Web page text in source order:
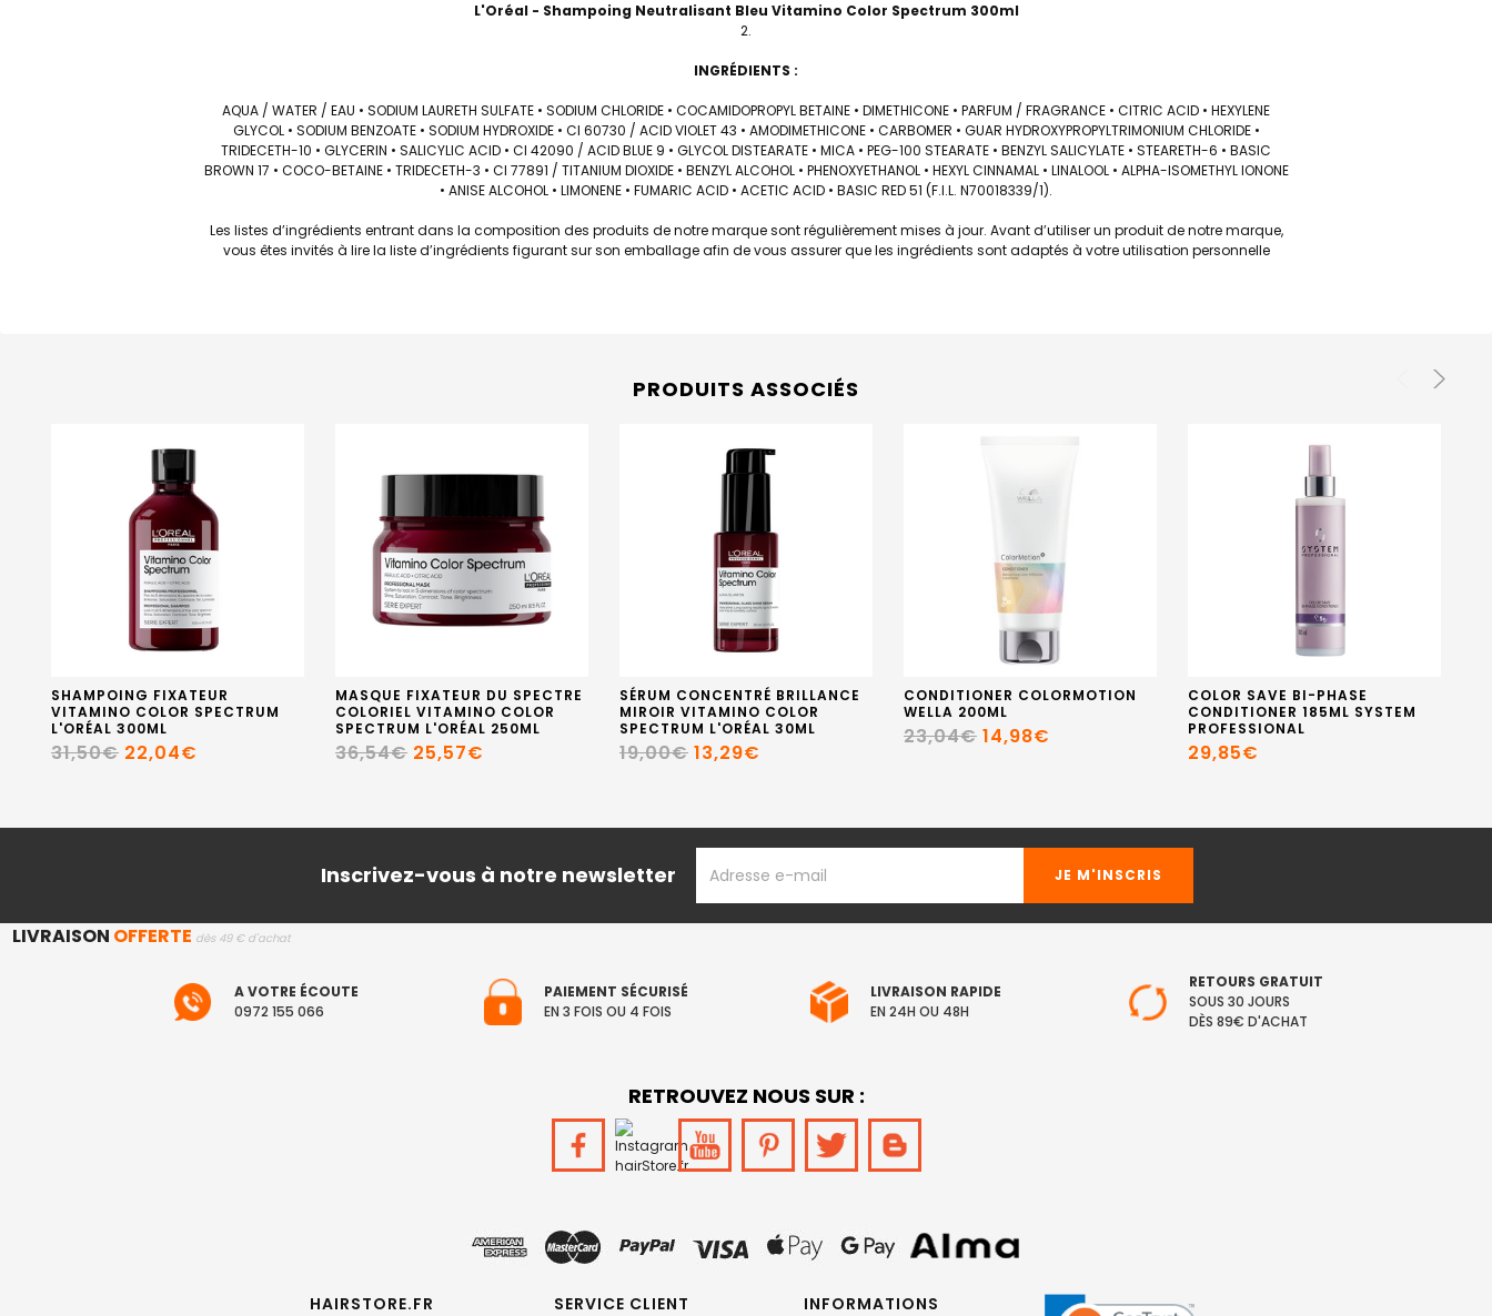
L'Oréal - Shampoing Neutralisant Bleu Vitamino Color Spectrum 300ml
INGRÉDIENTS :
AQUA / WATER / EAU • SODIUM LAURETH SULFATE • SODIUM CHLORIDE • COCAMIDOPROPYL BETAINE • DIMETHICONE • PARFUM / FRAGRANCE • CITRIC ACID • HEXYLENE
GLYCOL • SODIUM BENZOATE • SODIUM HYDROXIDE • CI 60730 / ACID VIOLET 43 • AMODIMETHICONE • CARBOMER • GUAR HYDROXYPROPYLTRIMONIUM CHLORIDE •
TRIDECETH-10 • GLYCERIN • SALICYLIC ACID • CI 42090 / ACID BLUE 9 • GLYCOL DISTEARATE • MICA • PEG-100 STEARATE • BENZYL SALICYLATE • STEARETH-6 • BASIC
BROWN 17 • COCO-BETAINE • TRIDECETH-3 • CI 77891 / TITANIUM DIOXIDE • BENZYL ALCOHOL • PHENOXYETHANOL • HEXYL CINNAMAL • LINALOOL • ALPHA-ISOMETHYL IONONE
• ANISE ALCOHOL • LIMONENE • FUMARIC ACID • ACETIC ACID • BASIC RED 51 (F.I.L. N70018339/1).
Les listes d’ingrédients entrant dans la composition des produits de notre marque sont régulièrement mises à jour. Avant d’utiliser un produit de notre marque,
vous êtes invités à lire la liste d’ingrédients figurant sur son emballage afin de vous assurer que les ingrédients sont adaptés à votre utilisation personnelle
PRODUITS ASSOCIÉS
SHAMPOING FIXATEUR
VITAMINO COLOR SPECTRUM
L'ORÉAL 300ML
31,50€ 22,04€
MASQUE FIXATEUR DU SPECTRE
COLORIEL VITAMINO COLOR
SPECTRUM L'ORÉAL 250ML
36,54€ 25,57€
SÉRUM CONCENTRÉ BRILLANCE
MIROIR VITAMINO COLOR
SPECTRUM L'ORÉAL 30ML
19,00€ 13,29€
CONDITIONER COLORMOTION
WELLA 200ML
23,04€ 14,98€
COLOR SAVE BI-PHASE
CONDITIONER 185ML SYSTEM
PROFESSIONAL
29,85€
Inscrivez-vous à notre newsletter
EMAIL
LIVRAISON OFFERTE dès 49 € d'achat
A VOTRE ÉCOUTE
0972 155 066
PAIEMENT SÉCURISÉ
EN 3 FOIS OU 4 FOIS
LIVRAISON RAPIDE
EN 24H OU 48H
RETOURS GRATUIT
SOUS 30 JOURS
DÈS 89€ D'ACHAT
RETROUVEZ NOUS SUR :
HAIRSTORE.FR SERVICE CLIENT INFORMATIONS